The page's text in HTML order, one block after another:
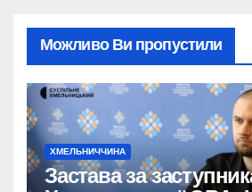
Можливо Ви пропустили
ХМЕЛЬНИЧЧИНА
Застава за